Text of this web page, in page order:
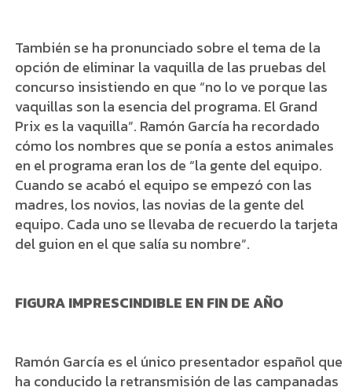
También se ha pronunciado sobre el tema de la
opción de eliminar la vaquilla de las pruebas del
concurso insistiendo en que “no lo ve porque las
vaquillas son la esencia del programa. El Grand
Prix es la vaquilla”. Ramón García ha recordado
cómo los nombres que se ponía a estos animales
en el programa eran los de “la gente del equipo.
Cuando se acabó el equipo se empezó con las
madres, los novios, las novias de la gente del
equipo. Cada uno se llevaba de recuerdo la tarjeta
del guion en el que salía su nombre”.
FIGURA IMPRESCINDIBLE EN FIN DE AÑO
Ramón García es el único presentador español que
ha conducido la retransmisión de las campanadas